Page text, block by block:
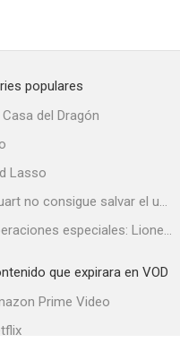
populares
del Dragón
Lasso
Stuart no consigue salvar el universo
Operaciones especiales: Lioness
que expirara en VOD
Prime Video